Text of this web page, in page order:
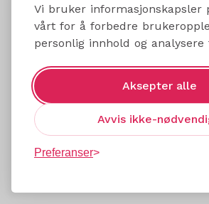
Vi bruker informasjonskapsler
vårt for å forbedre
personlig innhold og analysere
Aksepter alle
Avvis ikke-
Preferanser